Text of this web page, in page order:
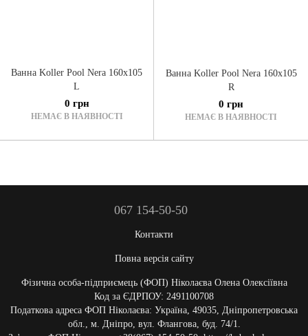
Ванна Koller Pool Nera 160x105
L
0 грн
НЕМАЄ В НАЯВНОСТІ
Ванна Koller Pool Nera 160x105
R
0 грн
НЕМАЄ В НАЯВНОСТІ
067 154-50-50
Контакти
Повна версія сайту
Фізична особа-підприємець (ФОП) Ніколаєва Олена Олексіївна
Код за ЄДРПОУ: 2491100708
Податкова адреса ФОП Ніколаєва: Україна, 49035, Дніпропетровська
обл., м. Дніпро, вул. Флангова, буд. 74/1.